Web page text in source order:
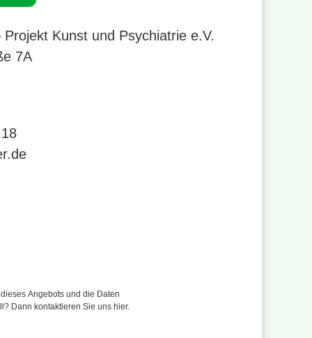
Kunst und Psychiatrie e.V.
7A
- 396 77 18
Angebots und die Daten
Dann kontaktieren Sie uns hier.